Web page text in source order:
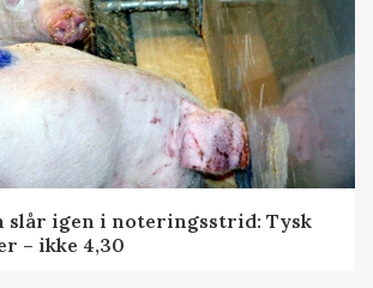
slår igen i noteringsstrid: Tysk
– ikke 4,30